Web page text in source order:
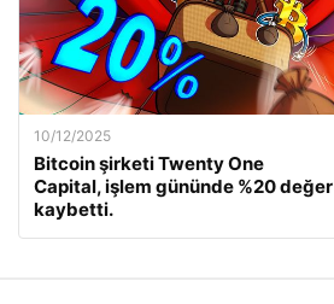
10/12/2025
Bitcoin şirketi Twenty One
Capital, işlem gününde %20 değer
kaybetti.